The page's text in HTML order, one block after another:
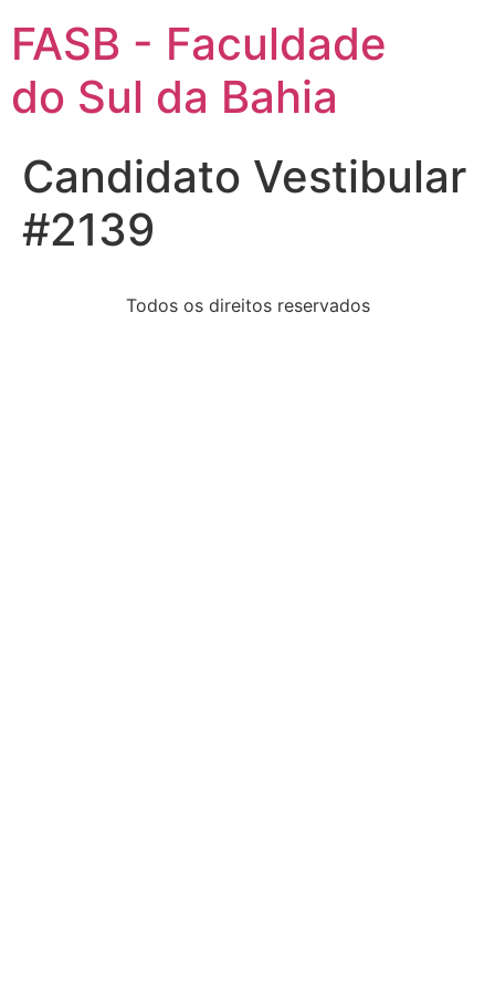
FASB - Faculdade
do Sul da Bahia
Candidato Vestibular
#2139
Todos os direitos reservados